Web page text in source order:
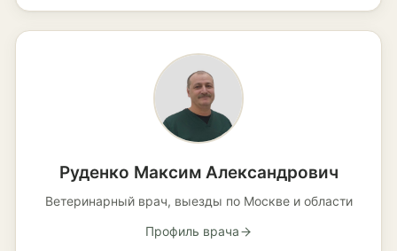
Руденко Максим Александрович
Ветеринарный врач, выезды по Москве и области
Профиль врача